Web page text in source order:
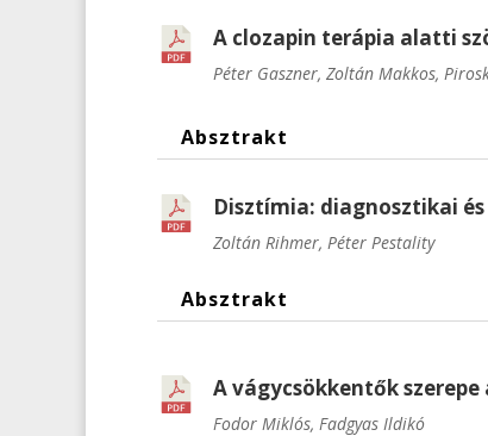
A clozapin terápia alatti
Péter Gaszner, Zoltán Makkos,
Absztrakt
Disztímia: diagnosztikai
Zoltán Rihmer, Péter Pestality
Absztrakt
A vágycsökkentők
Fodor Miklós, Fadgyas Ildikó